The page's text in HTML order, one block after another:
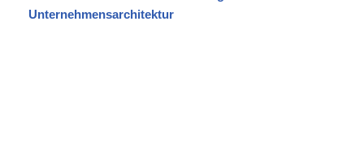
Unternehmensarchitektur